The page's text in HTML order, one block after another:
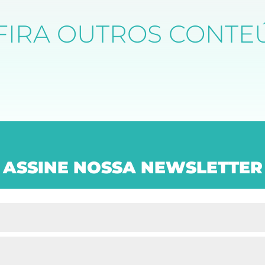
OUTROS
ASSINE NOSSA NEWSLETTER